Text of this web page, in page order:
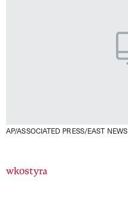
AP/ASSOCIATED PRESS/EAST NEWS
Authors
wkostyra